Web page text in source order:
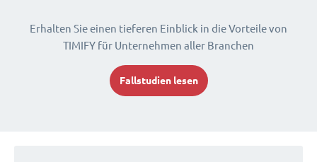
Erhalten Sie einen tieferen Einblick in die Vorteile von
TIMIFY für Unternehmen aller Branchen
Fallstudien lesen